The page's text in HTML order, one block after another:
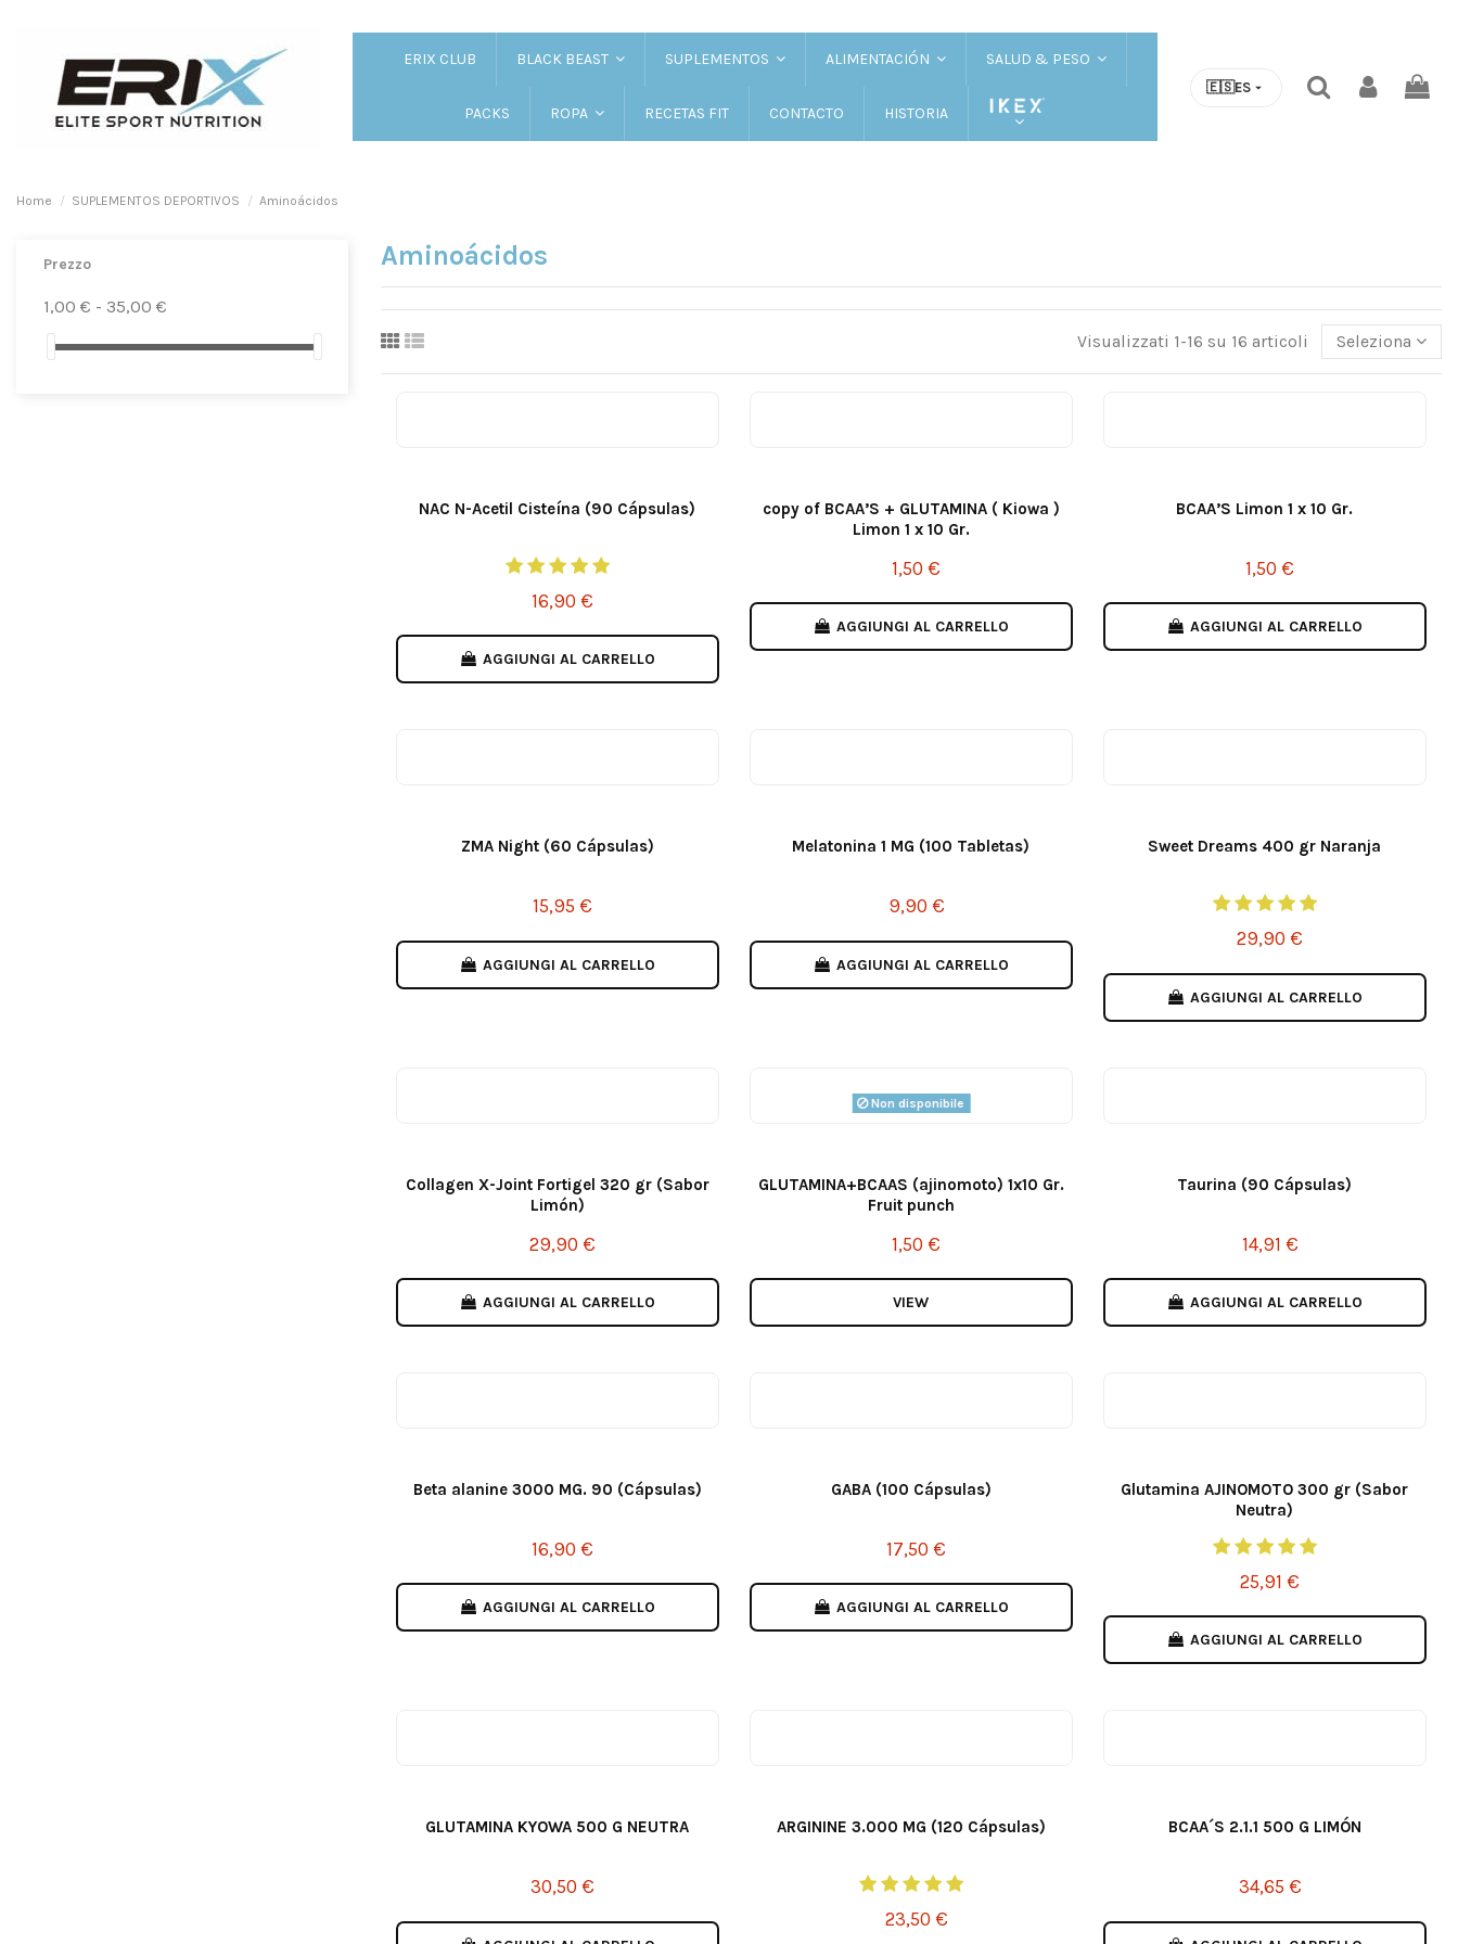
ERIX CLUB BLACK BEAST SUPLEMENTOS ALIMENTACIÓN SALUD & PESO
PACKS ROPA RECETAS FIT CONTACTO HISTORIA
🇪🇸ES
Home SUPLEMENTOS DEPORTIVOS Aminoácidos
Aminoácidos
Visualizzati 1-16 su 16 articoli Seleziona
NAC N-Acetil Cisteína (90 Cápsulas)
16,90 €
AGGIUNGI AL CARRELLO
copy of BCAA’S + GLUTAMINA ( Kiowa )
Limon 1 x 10 Gr.
1,50 €
AGGIUNGI AL CARRELLO
BCAA’S Limon 1 x 10 Gr.
1,50 €
AGGIUNGI AL CARRELLO
ZMA Night (60 Cápsulas)
15,95 €
AGGIUNGI AL CARRELLO
Melatonina 1 MG (100 Tabletas)
9,90 €
AGGIUNGI AL CARRELLO
Sweet Dreams 400 gr Naranja
29,90 €
AGGIUNGI AL CARRELLO
Collagen X-Joint Fortigel 320 gr (Sabor
Limón)
29,90 €
AGGIUNGI AL CARRELLO
Non disponibile
GLUTAMINA+BCAAS (ajinomoto) 1x10 Gr.
Fruit punch
1,50 €
VIEW
Taurina (90 Cápsulas)
14,91 €
AGGIUNGI AL CARRELLO
Beta alanine 3000 MG. 90 (Cápsulas)
16,90 €
AGGIUNGI AL CARRELLO
GABA (100 Cápsulas)
17,50 €
AGGIUNGI AL CARRELLO
Glutamina AJINOMOTO 300 gr (Sabor
Neutra)
25,91 €
AGGIUNGI AL CARRELLO
GLUTAMINA KYOWA 500 G NEUTRA
30,50 €
ARGININE 3.000 MG (120 Cápsulas)
23,50 €
BCAA´S 2.1.1 500 G LIMÓN
34,65 €
Prezzo
1,00 € - 35,00 €